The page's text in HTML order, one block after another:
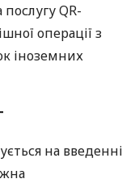
QR-
операції з
іноземних
на введенні